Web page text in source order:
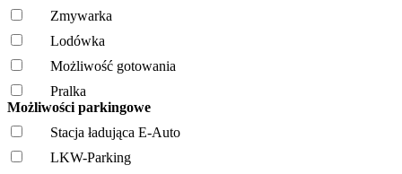
Zmywarka
Lodówka
Możliwość gotowania
Pralka
Możliwości parkingowe
Stacja ładująca E-Auto
LKW-Parking